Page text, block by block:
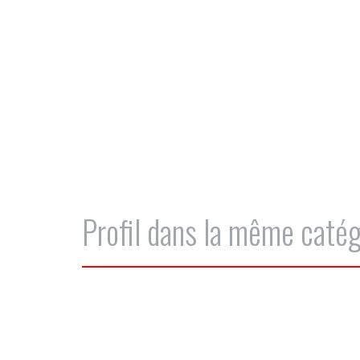
Profil dans la même